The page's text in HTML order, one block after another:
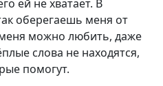
ей не хватает. В
оберегаешь меня от
можно любить, даже
слова не находятся,
помогут.